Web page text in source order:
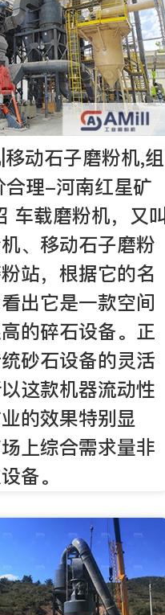
动石子磨粉机,组
合理-河南红星矿
车载磨粉机，又叫
、移动石子磨粉
站，根据它的名
出它是一款空间
的碎石设备。正
砂石设备的灵活
这款机器流动性
的效果特别显
上综合需求量非
备。